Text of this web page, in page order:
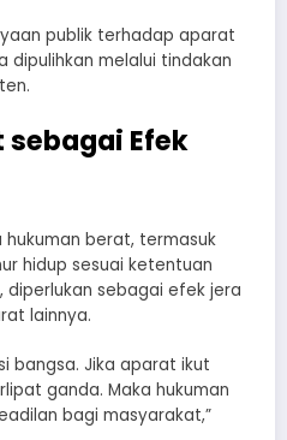
publik terhadap aparat
dipulihkan melalui tindakan
Efek
berat, termasuk
hidup sesuai ketentuan
diperlukan sebagai efek jera
lainnya.
bangsa. Jika aparat ikut
ganda. Maka hukuman
bagi masyarakat,”